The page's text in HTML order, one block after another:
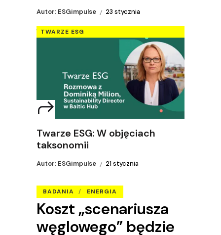
Autor: ESGimpulse 23 stycznia
TWARZE ESG
Twarze ESG: W objęciach
taksonomii
Autor: ESGimpulse 21 stycznia
BADANIA ENERGIA
Koszt „scenariusza
węglowego” będzie